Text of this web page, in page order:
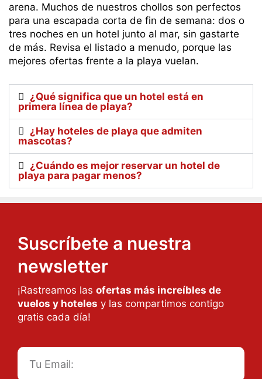
arena. Muchos de nuestros chollos son perfectos
para una escapada corta de fin de semana: dos o
tres noches en un hotel junto al mar, sin gastarte
de más. Revisa el listado a menudo, porque las
mejores ofertas frente a la playa vuelan.
¿Qué significa que un hotel está en
primera línea de playa?
¿Hay hoteles de playa que admiten
mascotas?
¿Cuándo es mejor reservar un hotel de
playa para pagar menos?
Suscríbete a nuestra
newsletter
¡Rastreamos las ofertas más increíbles de
vuelos y hoteles y las compartimos contigo
gratis cada día!